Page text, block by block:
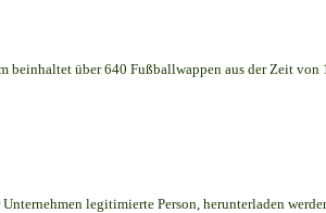
beinhaltet über 640 Fußballwappen aus der Zeit von
legitimierte Person, herunterladen